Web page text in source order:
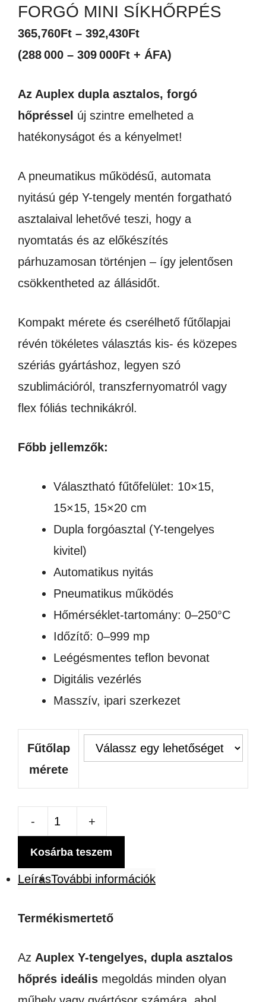
FORGÓ MINI SÍKHŐRPÉS
365,760Ft – 392,430FtÁrtartomány:
365,760Ft
392,430Ft
(288 000 – 309 000Ft + ÁFA)
Az Auplex dupla asztalos, forgó
hőpréssel új szintre emelheted a
hatékonyságot és a kényelmet!
A pneumatikus működésű, automata
nyitású gép Y-tengely mentén forgatható
asztalaival lehetővé teszi, hogy a
nyomtatás és az előkészítés
párhuzamosan történjen – így jelentősen
csökkentheted az állásidőt.
Kompakt mérete és cserélhető fűtőlapjai
révén tökéletes választás kis- és közepes
szériás gyártáshoz, legyen szó
szublimációról, transzfernyomatról vagy
flex fóliás technikákról.
Főbb jellemzők:
Választható fűtőfelület: 10×15,
15×15, 15×20 cm
Dupla forgóasztal (Y-tengelyes
kivitel)
Automatikus nyitás
Pneumatikus működés
Hőmérséklet-tartomány: 0–250°C
Időzítő: 0–999 mp
Leégésmentes teflon bevonat
Digitális vezérlés
Masszív, ipari szerkezet
Fűtőlap
mérete
DUPLA
ASZTALOS
MINI
mennyiség
Kosárba teszem
LeírásTovábbi információk
Termékismertető
Az Auplex Y-tengelyes, dupla asztalos
hőprés ideális megoldás minden olyan